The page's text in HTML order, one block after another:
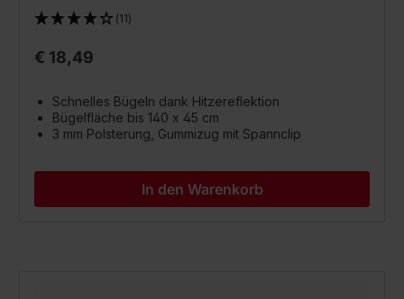
(11)
€ 18,49
Schnelles Bügeln dank Hitzereflektion
Bügelfläche bis 140 x 45 cm
3 mm Polsterung, Gummizug mit Spannclip
In den Warenkorb